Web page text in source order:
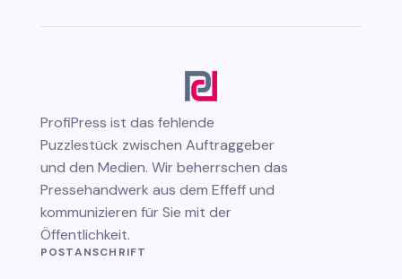
ProfiPress ist das fehlende
Puzzlestück zwischen Auftraggeber
und den Medien. Wir beherrschen das
Pressehandwerk aus dem Effeff und
kommunizieren für Sie mit der
Öffentlichkeit.
POSTANSCHRIFT